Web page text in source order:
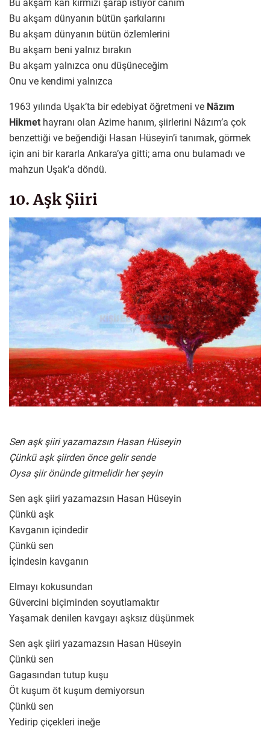
Bu akşam kan kırmızı şarap istiyor canım
Bu akşam dünyanın bütün şarkılarını
Bu akşam dünyanın bütün özlemlerini
Bu akşam beni yalnız bırakın
Bu akşam yalnızca onu düşüneceğim
Onu ve kendimi yalnızca
1963 yılında Uşak’ta bir edebiyat öğretmeni ve Nâzım
Hikmet hayranı olan Azime hanım, şiirlerini Nâzım’a çok
benzettiği ve beğendiği Hasan Hüseyin’i tanımak, görmek
için ani bir kararla Ankara’ya gitti; ama onu bulamadı ve
mahzun Uşak’a döndü.
10. Aşk Şiiri
Sen aşk şiiri yazamazsın Hasan Hüseyin
Çünkü aşk şiirden önce gelir sende
Oysa şiir önünde gitmelidir her şeyin
Sen aşk şiiri yazamazsın Hasan Hüseyin
Çünkü aşk
Kavganın içindedir
Çünkü sen
İçindesin kavganın
Elmayı kokusundan
Güvercini biçiminden soyutlamaktır
Yaşamak denilen kavgayı aşksız düşünmek
Sen aşk şiiri yazamazsın Hasan Hüseyin
Çünkü sen
Gagasından tutup kuşu
Öt kuşum öt kuşum demiyorsun
Çünkü sen
Yedirip çiçekleri ineğe